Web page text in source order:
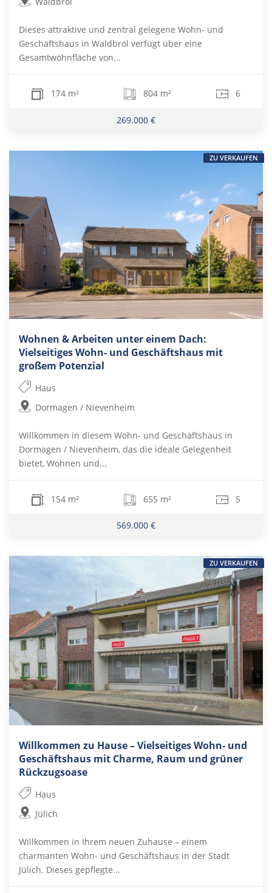
Dieses attraktive und zentral gelegene Wohn- und
Geschäftshaus in Waldbröl verfügt über eine
Gesamtwohnfläche von...
174 m² 804 m² 6
269.000 €
Wohnen & Arbeiten unter einem Dach:
Vielseitiges Wohn- und Geschäftshaus mit
großem Potenzial
Haus
Dormagen / Nievenheim
Willkommen in diesem Wohn- und Geschäftshaus in
Dormagen / Nievenheim, das die ideale Gelegenheit
bietet, Wohnen und...
154 m² 655 m² 5
569.000 €
ZU VERKAUFEN
Willkommen zu Hause – Vielseitiges Wohn- und
Geschäftshaus mit Charme, Raum und grüner
Rückzugsoase
Haus
Jülich
Willkommen in Ihrem neuen Zuhause – einem
charmanten Wohn- und Geschäftshaus in der Stadt
Jülich. Dieses gepflegte...
ZU VERKAUFEN